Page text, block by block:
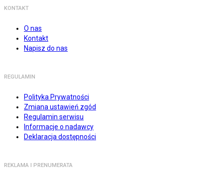
KONTAKT
O nas
Kontakt
Napisz do nas
REGULAMIN
Polityka Prywatności
Zmiana ustawień zgód
Regulamin serwisu
Informacje o nadawcy
Deklaracja dostępności
REKLAMA I PRENUMERATA